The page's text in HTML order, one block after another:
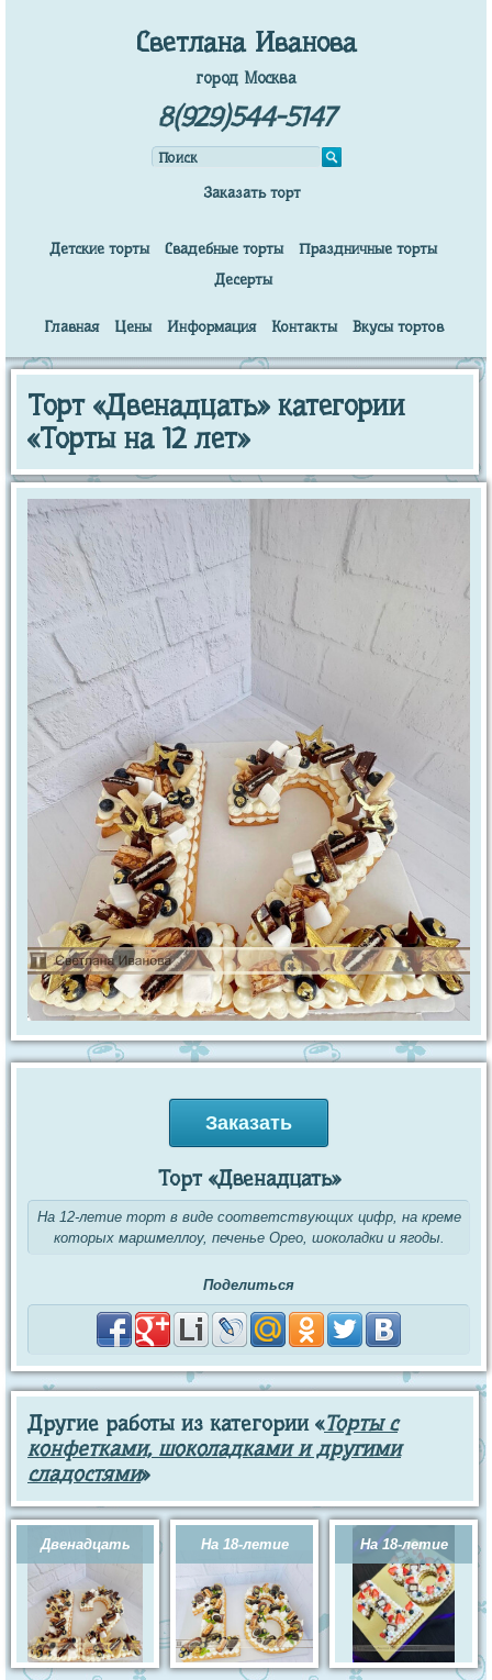
Светлана Иванова
город Москва
8(929)544-5147
Заказать торт
Детские торты Свадебные торты
Праздничные торты
Десерты
Главная Цены Информация Контакты Вкусы тортов
Торт «Двенадцать» категории
«Торты на 12 лет»
Заказать
Торт «Двенадцать»
На 12-летие торт в виде соответствующих цифр, на креме
которых маршмеллоу, печенье Орео, шоколадки и ягоды.
Поделиться
Другие работы из категории «Торты с
конфетками, шоколадками и другими
сладостями»
Двенадцать На 18-летие На 18-летие